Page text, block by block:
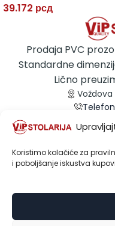
Koristimo kolačiće za
i poboljšanje iskustva
39.172 рсд
Prodaja PVC
Standardne
Lično
Voždova
Email: